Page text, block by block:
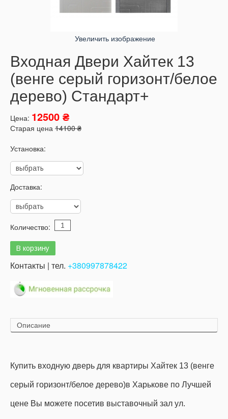
Увеличить изображение
Входная Двери Хайтек 13
(венге серый горизонт/белое
дерево) Стандарт+
Цена: 12500 ₴
Старая цена 14100 ₴
Установка:
Доставка:
Количество:
Контакты | тел. +380997878422
Описание
Купить входную дверь для квартиры Хайтек 13 (венге
серый горизонт/белое дерево)в Харькове по Лучшей
цене Вы можете посетив выставочный зал ул.